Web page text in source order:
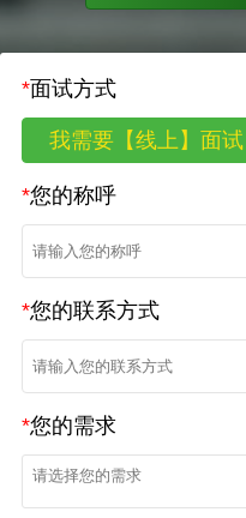
*面试方式
我需要【线上】面试
*您的称呼
*您的联系方式
*您的需求